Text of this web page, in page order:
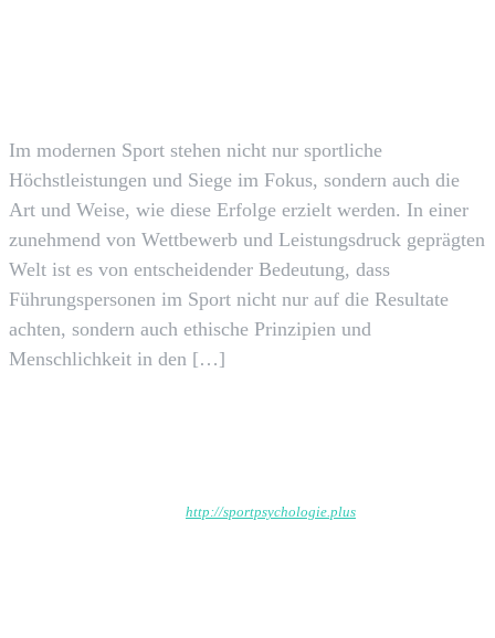
Im modernen Sport stehen nicht nur sportliche
Höchstleistungen und Siege im Fokus, sondern auch die
Art und Weise, wie diese Erfolge erzielt werden. In einer
zunehmend von Wettbewerb und Leistungsdruck geprägten
Welt ist es von entscheidender Bedeutung, dass
Führungspersonen im Sport nicht nur auf die Resultate
achten, sondern auch ethische Prinzipien und
Menschlichkeit in den […]
http://sportpsychologie.plus